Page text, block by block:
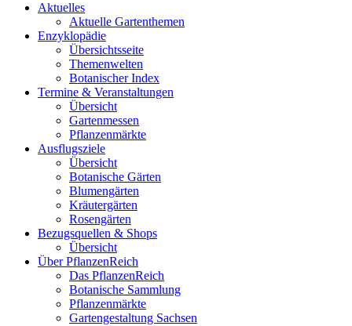
Aktuelles
Aktuelle Gartenthemen
Enzyklopädie
Übersichtsseite
Themenwelten
Botanischer Index
Termine & Veranstaltungen
Übersicht
Gartenmessen
Pflanzenmärkte
Ausflugsziele
Übersicht
Botanische Gärten
Blumengärten
Kräutergärten
Rosengärten
Bezugsquellen & Shops
Übersicht
Über PflanzenReich
Das PflanzenReich
Botanische Sammlung
Pflanzenmärkte
Gartengestaltung Sachsen